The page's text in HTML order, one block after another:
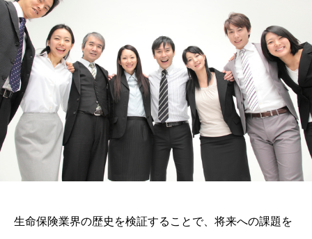
生命保険業界の歴史を検証することで、将来への課題を